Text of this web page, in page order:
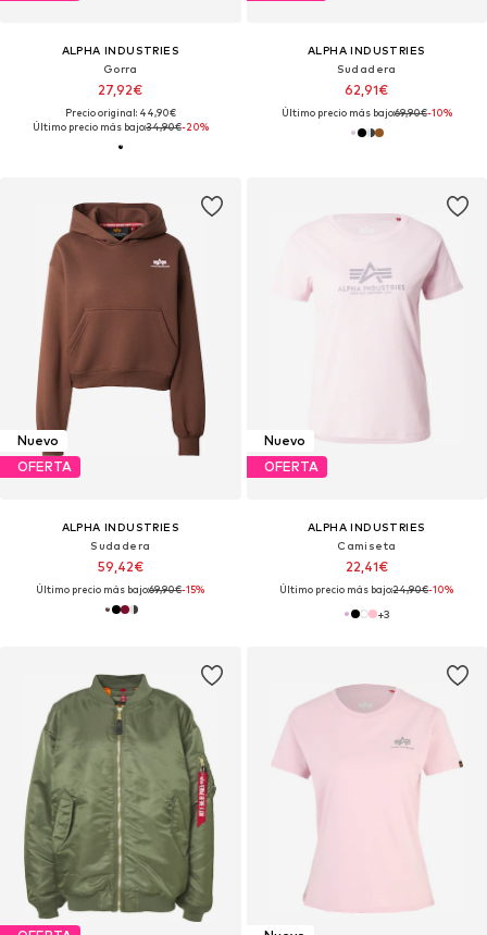
ALPHA INDUSTRIES
Gorra
27,92€
Precio original: 44,90€
Último precio más bajo:34,90€-20%
ALPHA INDUSTRIES
Sudadera
62,91€
Último precio más bajo:69,90€-10%
Nuevo
OFERTA
ALPHA INDUSTRIES
Sudadera
59,42€
Último precio más bajo:69,90€-15%
Nuevo
OFERTA
ALPHA INDUSTRIES
Camiseta
22,41€
Último precio más bajo:24,90€-10%
+3